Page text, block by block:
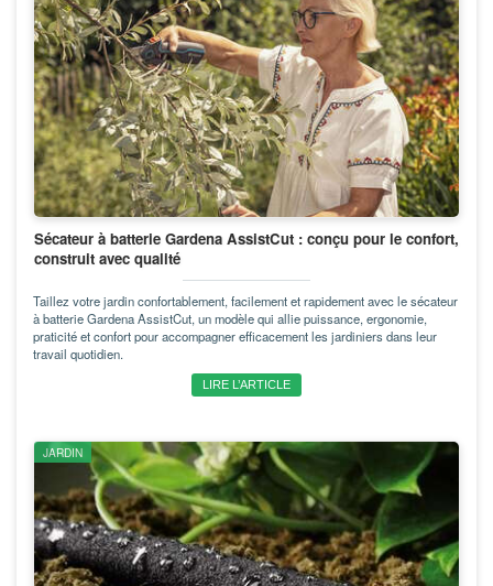
Sécateur à batterie Gardena AssistCut : conçu pour le confort,
construit avec qualité
Taillez votre jardin confortablement, facilement et rapidement avec le sécateur
à batterie Gardena AssistCut, un modèle qui allie puissance, ergonomie,
praticité et confort pour accompagner efficacement les jardiniers dans leur
travail quotidien.
LIRE L’ARTICLE
JARDIN